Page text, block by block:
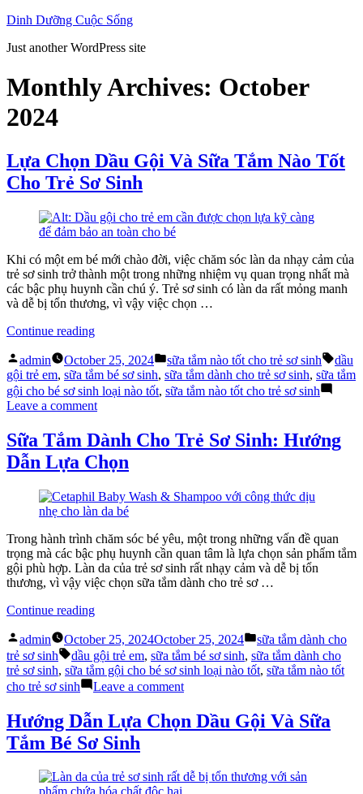
Skip
content
Dinh Dưỡng Cuộc Sống
Just another WordPress site
Monthly Archives: October
2024
Lựa Chọn Dầu Gội Và Sữa Tắm Nào Tốt
Cho Trẻ Sơ Sinh
Khi có một em bé mới chào đời, việc chăm sóc làn da nhạy cảm của
trẻ sơ sinh trở thành một trong những nhiệm vụ quan trọng nhất mà
các bậc phụ huynh cần chú ý. Trẻ sơ sinh có làn da rất mỏng manh
và dễ bị tổn thương, vì vậy việc chọn …
Continue reading“Lựa
Dầu
Gội
Và
Sữa
Nào
Tốt
Cho
Trẻ
Sơ
Sinh”
Posted
by
admin October 25, 2024
Posted
in
sữa tắm nào tốt cho trẻ sơ sinh Tags:
dầu
gội trẻ em, sữa tắm bé sơ sinh, sữa tắm dành cho trẻ sơ sinh, sữa tắm
gội cho bé sơ sinh loại nào tốt, sữa tắm nào tốt cho trẻ sơ sinh
Leave a commenton
Chọn
Dầu
Gội
Sữa
Tắm
Nào
Tốt
Cho
Trẻ
Sơ
Sữa Tắm Dành Cho Trẻ Sơ Sinh: Hướng
Dẫn Lựa Chọn
Trong hành trình chăm sóc bé yêu, một trong những vấn đề quan
trọng mà các bậc phụ huynh cần quan tâm là lựa chọn sản phẩm tắm
gội phù hợp. Làn da của trẻ sơ sinh rất nhạy cảm và dễ bị tổn
thương, vì vậy việc chọn sữa tắm dành cho trẻ sơ …
Continue reading“Sữa
Dành
Cho
Trẻ
Sơ
Sinh:
Hướng
Dẫn
Lựa
Chọn”
Posted
by
admin October 25, 2024October 25, 2024
Posted
in
sữa tắm dành cho
trẻ sơ sinh
Tags:
dầu gội trẻ em, sữa tắm bé sơ sinh, sữa tắm dành cho
trẻ sơ sinh, sữa tắm gội cho bé sơ sinh loại nào tốt, sữa tắm nào tốt
cho trẻ sơ sinh
Leave a commenton
Tắm
Dành
Sơ
Sinh:
Hướng Dẫn Lựa Chọn Dầu Gội Và Sữa
Tắm Bé Sơ Sinh